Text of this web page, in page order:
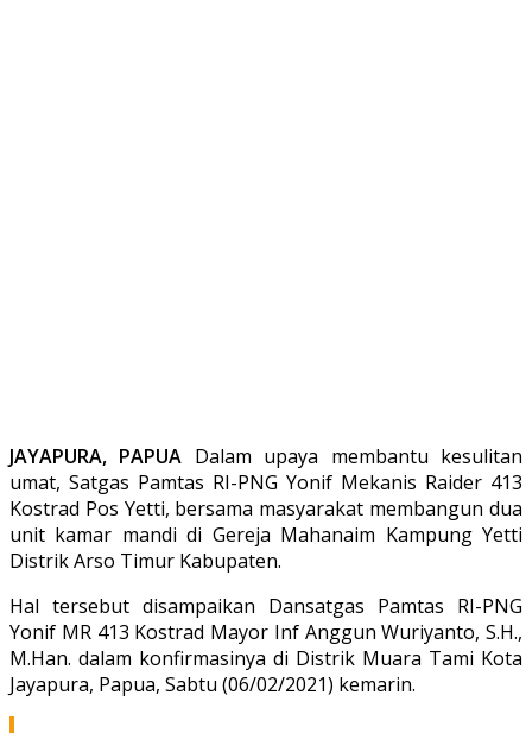
JAYAPURA, PAPUA Dalam upaya membantu kesulitan
umat, Satgas Pamtas RI-PNG Yonif Mekanis Raider 413
Kostrad Pos Yetti, bersama masyarakat membangun dua
unit kamar mandi di Gereja Mahanaim Kampung Yetti
Distrik Arso Timur Kabupaten.
Hal tersebut disampaikan Dansatgas Pamtas RI-PNG
Yonif MR 413 Kostrad Mayor Inf Anggun Wuriyanto, S.H.,
M.Han. dalam konfirmasinya di Distrik Muara Tami Kota
Jayapura, Papua, Sabtu (06/02/2021) kemarin.